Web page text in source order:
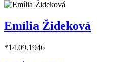
Emília Žideková
*14.09.1946